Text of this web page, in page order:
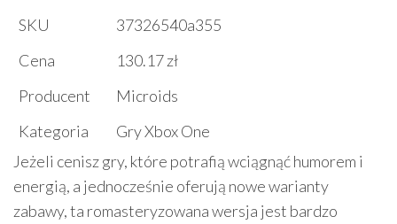
SKU
37326540a355
Cena
130.17 zł
Producent
Microids
Kategoria
Gry Xbox One
Jeżeli cenisz gry, które potrafią wciągnąć humorem i
energią, a jednocześnie oferują nowe warianty
zabawy, ta romasteryzowana wersja jest bardzo